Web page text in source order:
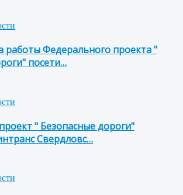
работы Федерального проекта "
посети…
" Безопасные дороги"
Свердловс…